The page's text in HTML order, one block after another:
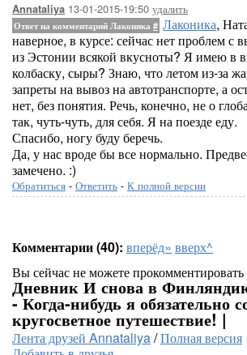
Annataliya 13-01-2015-19:50 удалить
Ответ на комментарий Лаконика # Лаконика,
наверное, в курсе: сейчас нет проблем с
из Эстонии всякой вкусноты? Я имею в
колбаску, сыры? Знаю, что летом из-за
запреты на вывоз на автотранспорте, а
нет, без понятия. Речь, конечно, не о
так, чуть-чуть, для себя. Я на поезде еду.
Спасибо, ногу буду беречь.
Да, у нас вроде бы все нормально.
замечено. :)
Обратиться - Ответить - К полной версии
Комментарии (40): вперёд» вверх^
Вы сейчас не можете
Дневник И снова в
- Когда-нибудь я обязательно
кругосветное путешествие! |
Лента друзей Annataliya/Полная версия